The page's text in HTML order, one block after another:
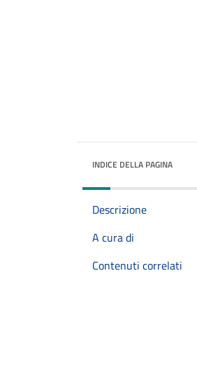
INDICE DELLA PAGINA
Descrizione
A cura di
Contenuti correlati